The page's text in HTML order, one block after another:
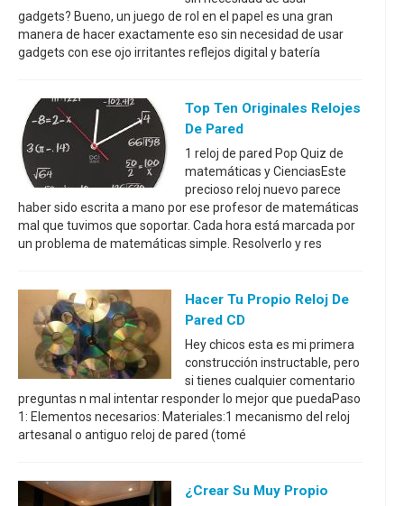
gadgets? Bueno, un juego de rol en el papel es una gran
manera de hacer exactamente eso sin necesidad de usar
gadgets con ese ojo irritantes reflejos digital y batería
Top Ten Originales Relojes
De Pared
1 reloj de pared Pop Quiz de
matemáticas y CienciasEste
precioso reloj nuevo parece
haber sido escrita a mano por ese profesor de matemáticas
mal que tuvimos que soportar. Cada hora está marcada por
un problema de matemáticas simple. Resolverlo y res
Hacer Tu Propio Reloj De
Pared CD
Hey chicos esta es mi primera
construcción instructable, pero
si tienes cualquier comentario
preguntas n mal intentar responder lo mejor que puedaPaso
1: Elementos necesarios: Materiales:1 mecanismo del reloj
artesanal o antiguo reloj de pared (tomé
¿Crear Su Muy Propio